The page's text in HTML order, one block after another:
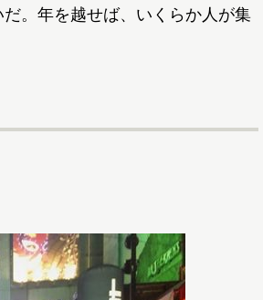
。年を越せば、いくらか人が集